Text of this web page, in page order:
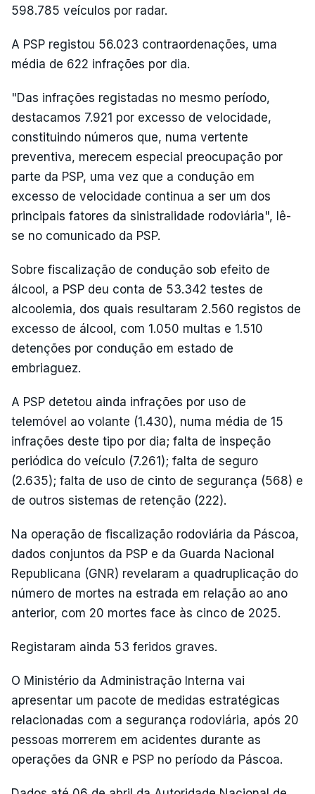
598.785 veículos por radar.
A PSP registou 56.023 contraordenações, uma
média de 622 infrações por dia.
"Das infrações registadas no mesmo período,
destacamos 7.921 por excesso de velocidade,
constituindo números que, numa vertente
preventiva, merecem especial preocupação por
parte da PSP, uma vez que a condução em
excesso de velocidade continua a ser um dos
principais fatores da sinistralidade rodoviária", lê-
se no comunicado da PSP.
Sobre fiscalização de condução sob efeito de
álcool, a PSP deu conta de 53.342 testes de
alcoolemia, dos quais resultaram 2.560 registos de
excesso de álcool, com 1.050 multas e 1.510
detenções por condução em estado de
embriaguez.
A PSP detetou ainda infrações por uso de
telemóvel ao volante (1.430), numa média de 15
infrações deste tipo por dia; falta de inspeção
periódica do veículo (7.261); falta de seguro
(2.635); falta de uso de cinto de segurança (568) e
de outros sistemas de retenção (222).
Na operação de fiscalização rodoviária da Páscoa,
dados conjuntos da PSP e da Guarda Nacional
Republicana (GNR) revelaram a quadruplicação do
número de mortes na estrada em relação ao ano
anterior, com 20 mortes face às cinco de 2025.
Registaram ainda 53 feridos graves.
O Ministério da Administração Interna vai
apresentar um pacote de medidas estratégicas
relacionadas com a segurança rodoviária, após 20
pessoas morrerem em acidentes durante as
operações da GNR e PSP no período da Páscoa.